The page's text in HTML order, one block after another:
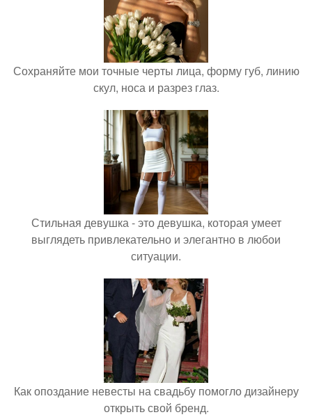
Сохраняйте мои точные черты лица, форму губ, линию
скул, носа и разрез глаз.
Стильная девушка - это девушка, которая умеет
выглядеть привлекательно и элегантно в любои
ситуации.
Как опоздание невесты на свадьбу помогло дизайнеру
открыть свой бренд.